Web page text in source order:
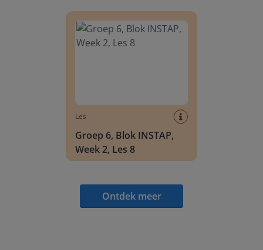
Les
Groep 6, Blok INSTAP,
Week 2, Les 8
Ontdek meer